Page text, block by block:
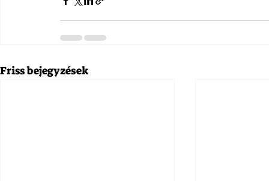
Friss bejegyzések